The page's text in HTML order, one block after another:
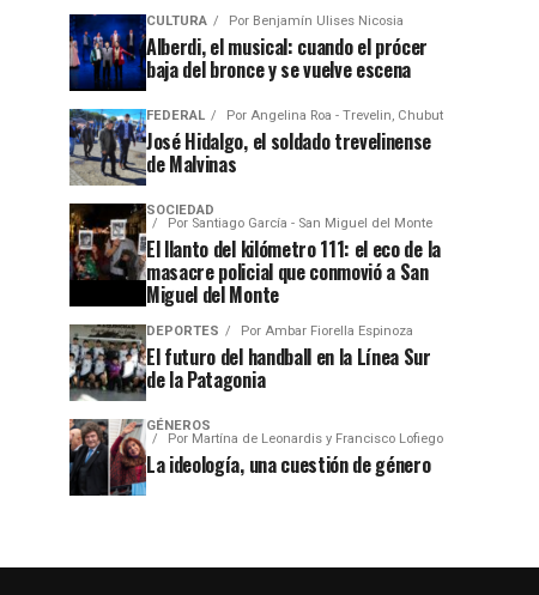
CULTURA Por Benjamín Ulises Nicosia
Alberdi, el musical: cuando el prócer
baja del bronce y se vuelve escena
FEDERAL Por Angelina Roa - Trevelin, Chubut
José Hidalgo, el soldado trevelinense
de Malvinas
SOCIEDAD
Por Santiago García - San Miguel del Monte
El llanto del kilómetro 111: el eco de la
masacre policial que conmovió a San
Miguel del Monte
DEPORTES Por Ambar Fiorella Espinoza
El futuro del handball en la Línea Sur
de la Patagonia
GÉNEROS
Por Martína de Leonardis y Francisco Lofiego
La ideología, una cuestión de género